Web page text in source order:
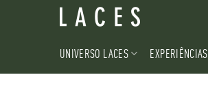
UNIVERSO LACES EXPERIÊNCIAS